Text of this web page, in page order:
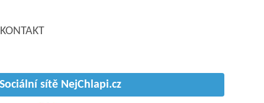
KONTAKT
Sociální sítě NejChlapi.cz